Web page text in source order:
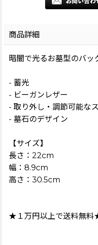
商品詳細
暗闇で光るお墓型のバッ
- 蓄光
- ビーガンレザー
- 取り外し・調節可能な
- 墓石のデザイン
【サイズ】
長さ：22cm
幅：8.9cm
高さ：30.5cm
★１万円以上で送料無